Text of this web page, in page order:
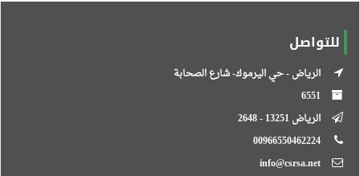
للتواصل
الرياض - حي اليرموك- شارع الصحابة
الرياض 13251 - 2648